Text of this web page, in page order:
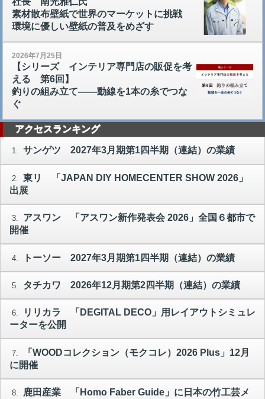
素材散布壁紙で世界のマーケットに挑戦
環境に優しい壁紙の普及をめざす
2026年7月25日
【シリーズ インテリア専門店の販促を考
える 第6回】
釣りの組み立て――動線を1本の糸でつな
ぐ
アクセスランキング
1. サンゲツ 2027年3月期第1四半期（連結）の業績
2.
東リ 「JAPAN DIY HOMECENTER SHOW 2026」
出展
3.
アスワン 「アスワン新作発表会 2026」全国６都市で
開催
4. トーソー 2027年3月期第1四半期（連結）の業績
5. タチカワ 2026年12月期第2四半期（連結）の業績
6.
リリカラ 「DEGITAL DECO」用レイアウトシミュレ
ーターを公開
7.
「WOODコレクション（モクコレ）2026 Plus」12月
に開催
8.
鹿田産業 「Homo Faber Guide」に日本の竹工芸メ